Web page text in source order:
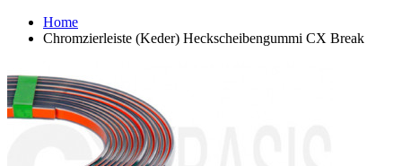
Home
Chromzierleiste (Keder) Heckscheibengummi CX Break